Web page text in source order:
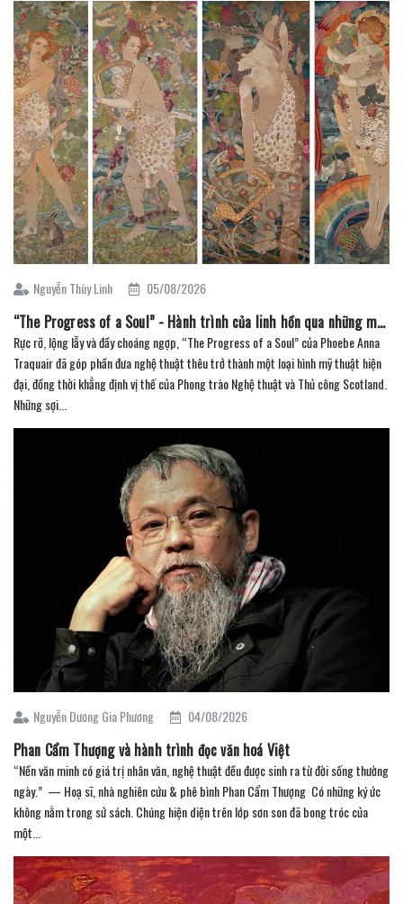
Nguyễn Thùy Linh 05/08/2026
“The Progress of a Soul” - Hành trình của linh hồn qua những mũi thêu
Rực rỡ, lộng lẫy và đầy choáng ngợp, “The Progress of a Soul” của Phoebe Anna
Traquair đã góp phần đưa nghệ thuật thêu trở thành một loại hình mỹ thuật hiện
đại, đồng thời khẳng định vị thế của Phong trào Nghệ thuật và Thủ công Scotland.
Những sợi...
Nguyễn Dương Gia Phương 04/08/2026
Phan Cẩm Thượng và hành trình đọc văn hoá Việt
“Nền văn minh có giá trị nhân văn, nghệ thuật đều được sinh ra từ đời sống thường
ngày.” — Hoạ sĩ, nhà nghiên cứu & phê bình Phan Cẩm Thượng Có những ký ức
không nằm trong sử sách. Chúng hiện diện trên lớp sơn son đã bong tróc của
một...